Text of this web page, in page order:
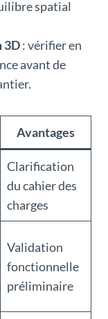
spatial
3D: vérifier en
avant de
Avantages
Clarification
du cahier des
charges
Validation
fonctionnelle
préliminaire